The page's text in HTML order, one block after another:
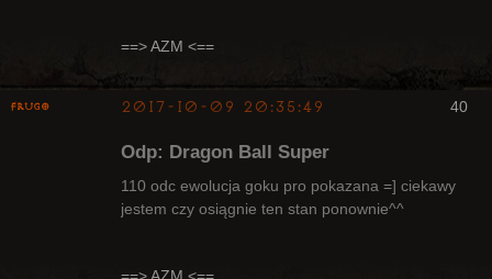
==> AZM <==
40
Frugo 2017-10-09 20:35:49
Odp: Dragon Ball Super
110 odc ewolucja goku pro pokazana =] ciekawy
jestem czy osiągnie ten stan ponownie^^